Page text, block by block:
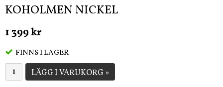
KOHOLMEN NICKEL
1 399 kr
FINNS I LAGER
LÄGG I VARUKORG »